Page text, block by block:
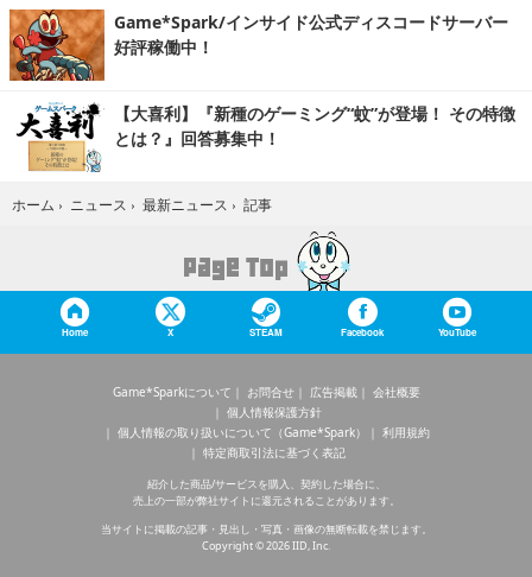
Game*Spark/インサイド公式ディスコードサーバー
好評稼働中！
【大喜利】『新種のゲーミング“蚊”が登場！ その特徴
とは？』回答募集中！
ホーム › ニュース › 最新ニュース › 記事
Home X STEAM Facebook YouTube
Game*Sparkについて お問合せ 広告掲載
会社概要
個人情報保護方針
個人情報の取り扱いについて（Game*Spark）
利用規約
特定商取引法に基づく表記
紹介した商品/サービスを購入、契約した場合に、
売上の一部が弊社サイトに還元されることがあります。
当サイトに掲載の記事・見出し・写真・画像の無断転載を禁じます。
Copyright © 2026 IID, Inc.